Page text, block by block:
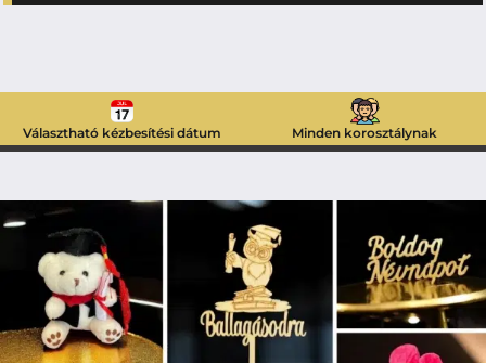
Választható kézbesítési dátum Minden korosztálynak